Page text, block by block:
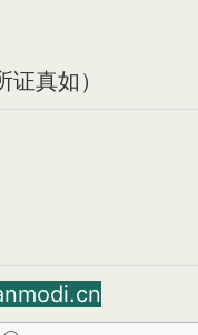
真如）